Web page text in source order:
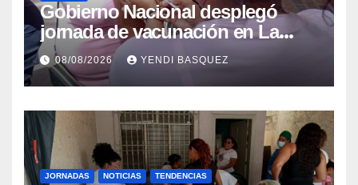
Gobierno Nacional desplegó
jornada de vacunación en La
Guaira para garantizar protección
epidemiológica
08/08/2026 YENDI BASQUEZ
JORNADAS NOTICIAS TENDENCIAS